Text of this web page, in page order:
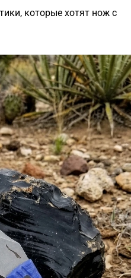
которые хотят нож с